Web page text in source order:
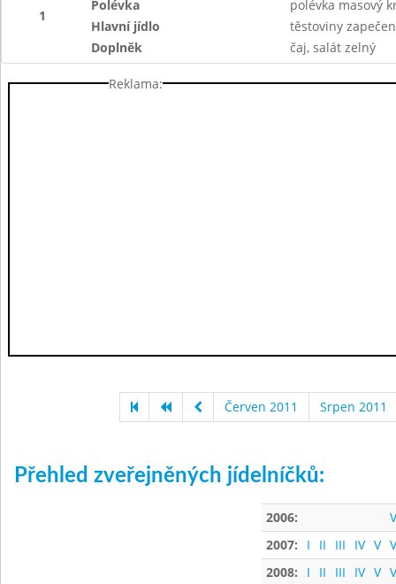
1
Polévka
polévka masový
Hlavní jídlo
těstoviny
Doplněk
čaj, salát zelný
Reklama:
Červen 2011 Srpen 2011
Přehled zveřejněných jídelníčků:
2006:
2007:
I II III IV V
2008:
I II III IV V